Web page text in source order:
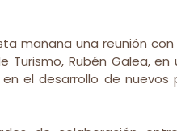
mañana una reunión
Turismo, Rubén Galea, en
el desarrollo de nuevos